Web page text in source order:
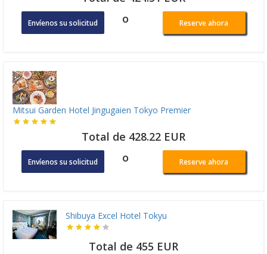
Envíenos su solicitud o Reserve ahora
Mitsui Garden Hotel Jingugaien Tokyo Premier
Total de 428.22 EUR
Envíenos su solicitud o Reserve ahora
Shibuya Excel Hotel Tokyu
Total de 455 EUR